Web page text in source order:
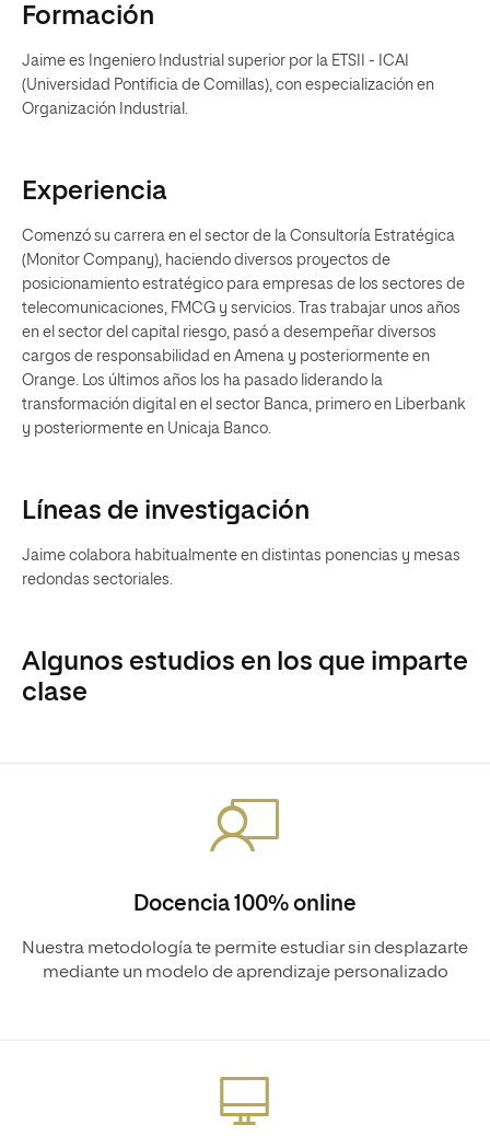
Formación
Jaime es Ingeniero Industrial superior por la ETSII - ICAI
(Universidad Pontificia de Comillas), con especialización en
Organización Industrial.
Experiencia
Comenzó su carrera en el sector de la Consultoría Estratégica
(Monitor Company), haciendo diversos proyectos de
posicionamiento estratégico para empresas de los sectores de
telecomunicaciones, FMCG y servicios. Tras trabajar unos años
en el sector del capital riesgo, pasó a desempeñar diversos
cargos de responsabilidad en Amena y posteriormente en
Orange. Los últimos años los ha pasado liderando la
transformación digital en el sector Banca, primero en Liberbank
y posteriormente en Unicaja Banco.
Líneas de investigación
Jaime colabora habitualmente en distintas ponencias y mesas
redondas sectoriales.
Algunos estudios en los que imparte
clase
Docencia 100% online
Nuestra metodología te permite estudiar sin desplazarte
mediante un modelo de aprendizaje personalizado